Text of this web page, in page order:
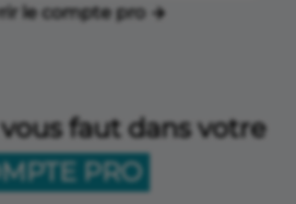
le compte pro
faut dans votre
PRO